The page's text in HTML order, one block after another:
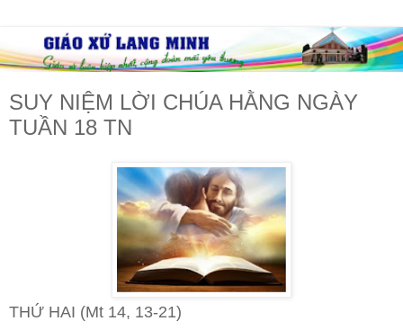
SUY NIỆM LỜI CHÚA HẰNG NGÀY
TUẦN 18 TN
THỨ HAI (Mt 14, 13-21)